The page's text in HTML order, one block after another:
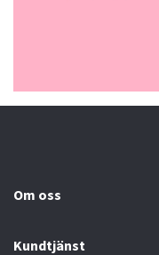
Om oss
Kundtjänst